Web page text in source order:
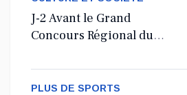
J-2 Avant le Grand
Concours Régional du
PLUS DE SPORTS